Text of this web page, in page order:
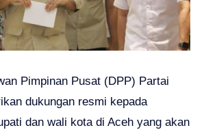
Pimpinan Pusat (DPP) Partai
dukungan resmi kepada
dan wali kota di Aceh yang akan